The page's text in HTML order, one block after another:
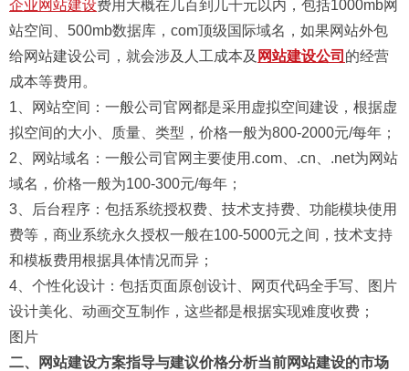
企业网站建设费用大概在几百到几千元以内，包括1000mb网
站空间、500mb数据库，com顶级国际域名，如果网站外包
给网站建设公司，就会涉及人工成本及 网站建设公司 的经营
成本等费用。
1、网站空间：一般公司官网都是采用虚拟空间建设，根据虚
拟空间的大小、质量、类型，价格一般为800-2000元/每年；
2、网站域名：一般公司官网主要使用.com、.cn、.net为网站
域名，价格一般为100-300元/每年；
3、后台程序：包括系统授权费、技术支持费、功能模块使用
费等，商业系统永久授权一般在100-5000元之间，技术支持
和模板费用根据具体情况而异；
4、个性化设计：包括页面原创设计、网页代码全手写、图片
设计美化、动画交互制作，这些都是根据实现难度收费；
图片
二、网站建设方案指导与建议价格分析当前网站建设的市场